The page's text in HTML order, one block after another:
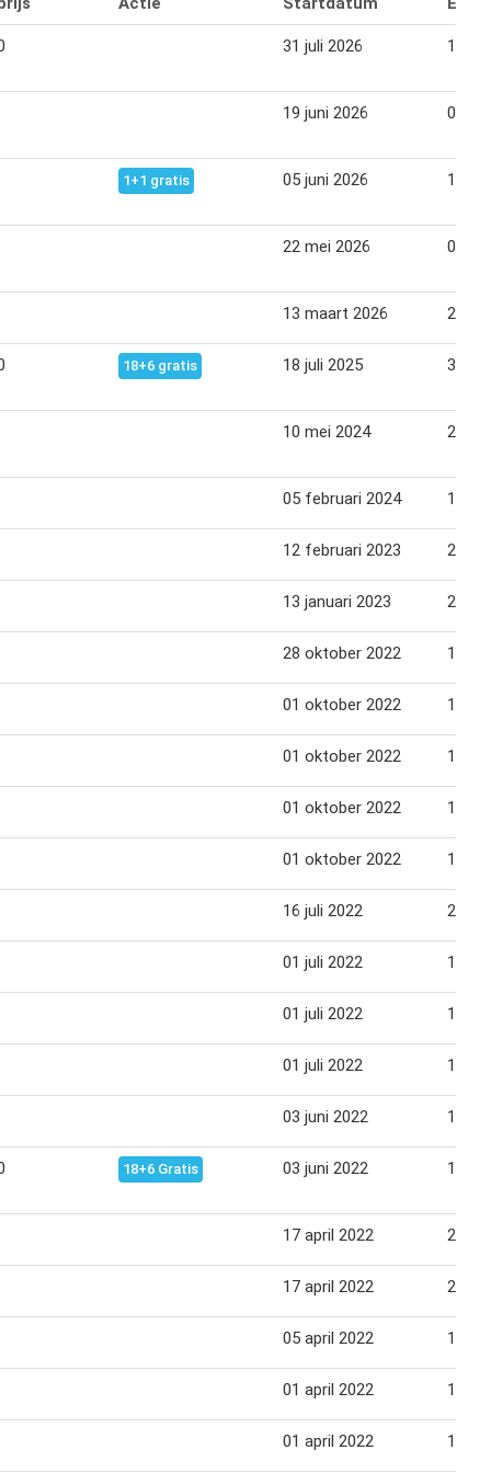
31 juli 2026 13
19 juni 2026 02
1+1 gratis 05 juni 2026 18
22 mei 2026 04
13 maart 2026 26
18+6 gratis 18 juli 2025 31
10 mei 2024 23
05 februari 2024 16
12 februari 2023 23
13 januari 2023 26
28 oktober 2022 10
01 oktober 2022 13
01 oktober 2022 13
01 oktober 2022 13
01 oktober 2022 13
16 juli 2022 28
01 juli 2022 14
01 juli 2022 14
01 juli 2022 14
03 juni 2022 16
18+6 Gratis 03 juni 2022 16
17 april 2022 28
17 april 2022 28
05 april 2022 12
01 april 2022 14
01 april 2022 14